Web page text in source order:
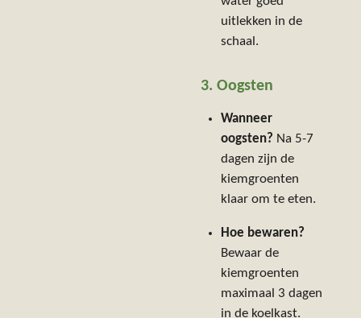
uitlekken in de
schaal.
3. Oogsten
Wanneer
oogsten? Na 5-7
dagen zijn de
kiemgroenten
klaar om te eten.
Hoe bewaren?
Bewaar de
kiemgroenten
maximaal 3 dagen
in de koelkast.